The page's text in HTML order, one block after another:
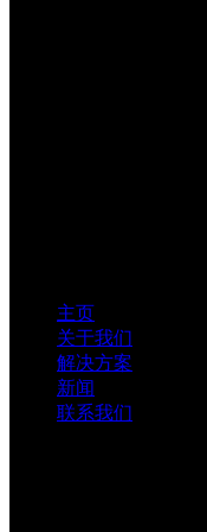
主页
关于我们
解决方案
新闻
联系我们